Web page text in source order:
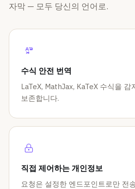
자막 — 모두 당신의 언어로.
수식 안전 번역
LaTeX, MathJax, KaTeX 수식을 감
보존합니다.
직접 제어하는 개인정보
요청은 설정한 엔드포인트로만 전